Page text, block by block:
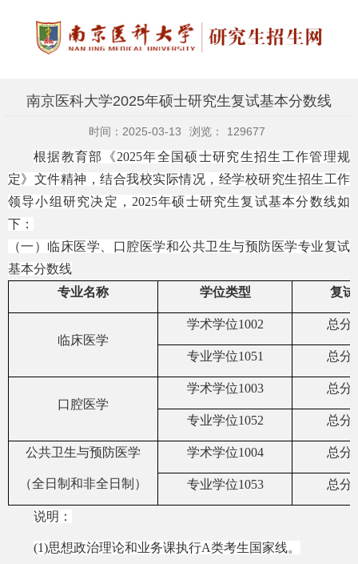
南京医科大学2025年硕士研究生复试基本分数线
时间：2025-03-13 浏览： 129677
根据教育部《2025年全国硕士研究生招生工作管理规
定》文件精神，结合我校实际情况，经学校研究生招生工作
领导小组研究决定， 2025年硕士研究生复试基本分数线如
下：
（一）临床医学、口腔医学和公共卫生与预防医学专业复试
基本分数线
专业名称
学位类型 复
临床医学
学术学位1002 总分
专业学位1051 总分
口腔医学
学术学位1003 总分
专业学位1052 总分
公共卫生与预防医学
（全日制和非全日制）
学术学位1004 总分
专业学位1053 总分
说明：
(1)思想政治理论和业务课执行A类考生国家线。